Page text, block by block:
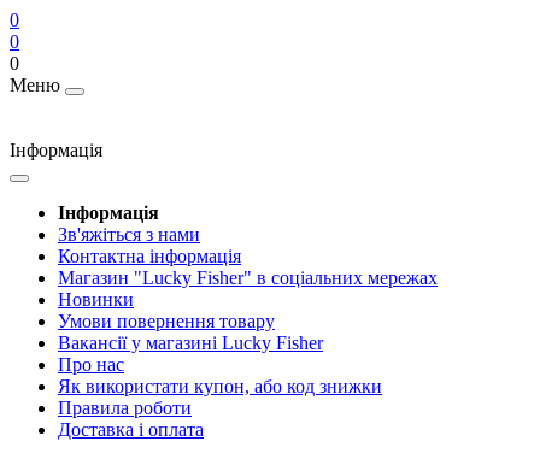
0
0
0
Меню
Інформація
Інформація
Зв'яжіться з нами
Контактна інформація
Магазин "Lucky Fisher" в соціальних мережах
Новинки
Умови повернення товару
Вакансії у магазині Lucky Fisher
Про нас
Як використати купон, або код знижки
Правила роботи
Доставка і оплата